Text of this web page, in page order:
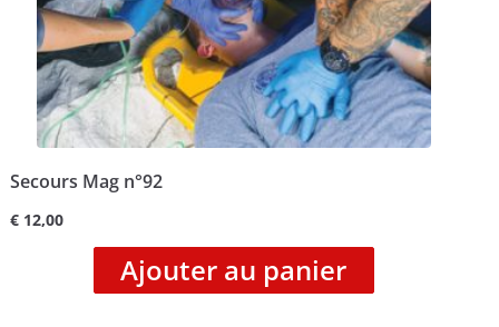
Secours Mag n°92
€12,00
Ajouter au panier